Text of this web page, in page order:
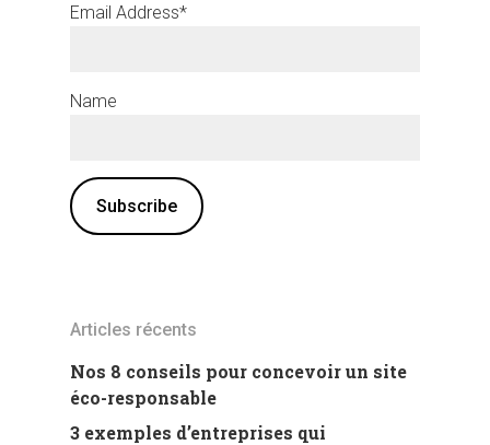
Email Address*
Name
Articles récents
Nos 8 conseils pour concevoir un site
éco-responsable
3 exemples d’entreprises qui